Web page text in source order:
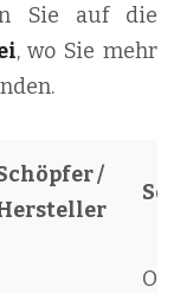
Sie auf die
, wo Sie mehr
/